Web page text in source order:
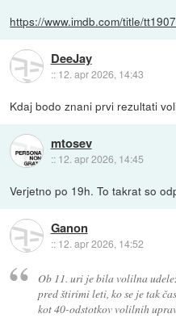
https://www.imdb.com/title/
DeeJay
:: 12. apr 2026, 14:43
Kdaj bodo znani prvi rezultati
mtosev
:: 12. apr 2026, 14:45
Verjetno po 19h. To takrat so
Ganon
:: 12. apr 2026, 14:52
Ob 11. uri je bila volilna
pred štirimi leti, ko se je tak
kot 40-odstotkov volilnih